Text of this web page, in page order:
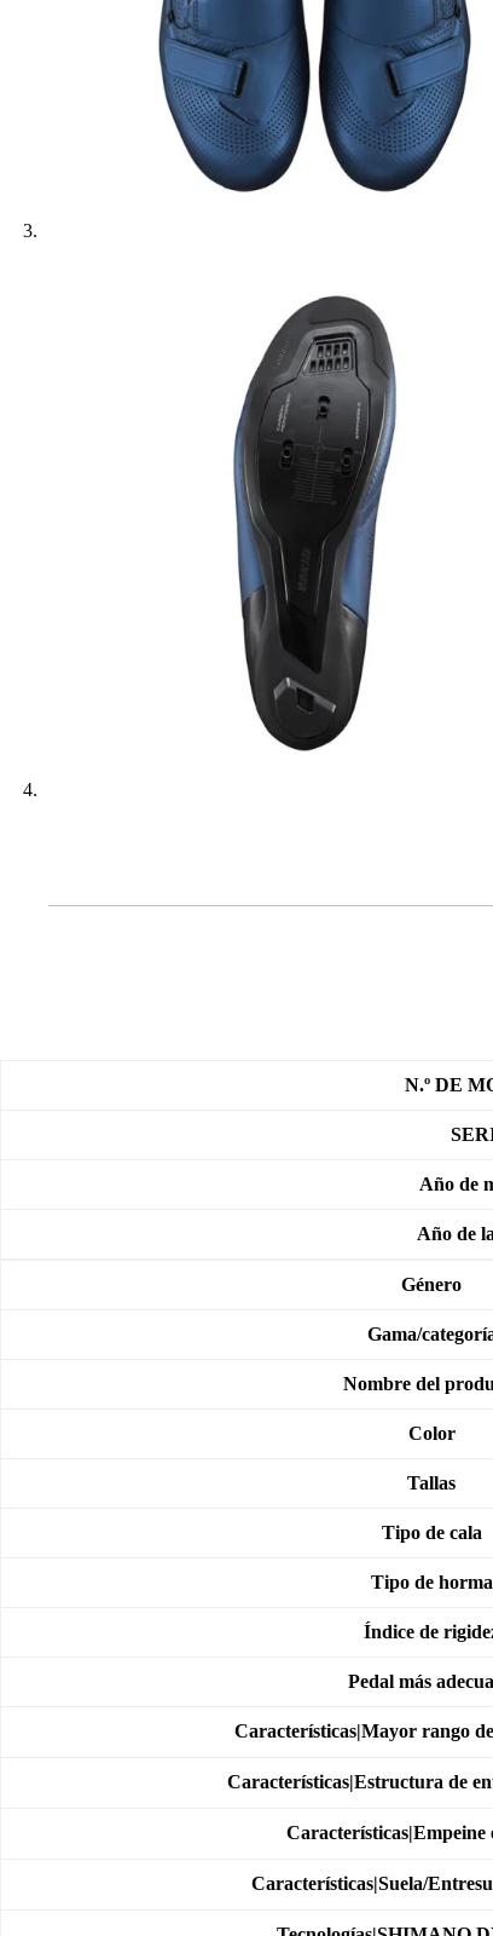
N.º DE
Año de
Año de
Género
Gama/
Nombre del
Color
Tallas
Tipo de cala
Tipo de horma
Índice de
Pedal más
Características|Mayor rango
Características|Estructura de
Características|Empeine
Características|Suela/